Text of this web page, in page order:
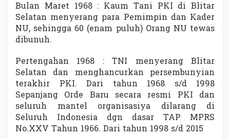
Bulan Maret 1968 : Kaum Tani PKI di Blitar
Selatan menyerang para Pemimpin dan Kader
NU, sehingga 60 (enam puluh) Orang NU tewas
dibunuh.
Pertengahan 1968 : TNI menyerang Blitar
Selatan dan menghancurkan persembunyian
terakhir PKI. Dari tahun 1968 s/d 1998
Sepanjang Orde Baru secara resmi PKI dan
seluruh mantel organisasiya dilarang di
Seluruh Indonesia dgn dasar TAP MPRS
No.XXV Tahun 1966. Dari tahun 1998 s/d 2015